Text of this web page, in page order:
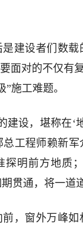
建设者们数
面对的不仅有
施工难题。
建设，堪称在‘
总工程师赖新
探明前方地质
贯通，将一道
前，窗外万峰